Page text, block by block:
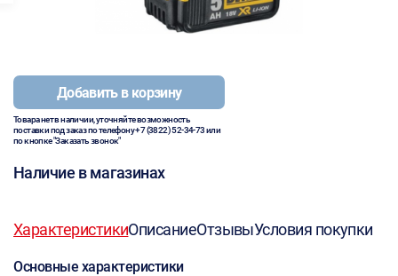
Добавить в корзину
Товара нет в наличии, уточняйте возможность
поставки под заказ по телефону+7 (3822) 52-34-73или
по кнопке "Заказать звонок"
Наличие в магазинах
ХарактеристикиОписаниеОтзывыУсловия покупки
Основные характеристики